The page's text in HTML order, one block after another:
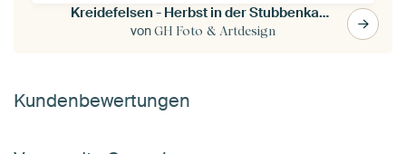
Kreidefelsen - Herbst in der Stubbenkammer
vonGH Foto & Artdesign
Kundenbewertungen